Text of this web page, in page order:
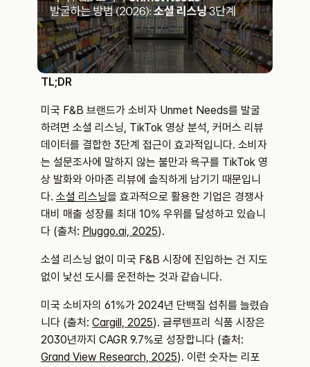
TL;DR
미국 F&B 브랜드가 소비자 Unmet Needs를 발굴
하려면 소셜 리스닝, TikTok 영상 분석, 커머스 리뷰
데이터를 결합한 3단계 접근이 효과적입니다. 소비자
는 설문조사에 말하지 않는 불만과 욕구를 TikTok 영
상 발화와 아마존 리뷰에 솔직하게 남기기 때문입니
다. 소셜 리스닝을 효과적으로 활용한 기업은 경쟁사
대비 매출 성장률 최대 10% 우위를 달성하고 있습니
다 (출처: Pluggo.ai, 2025).
소셜 리스닝 없이 미국 F&B 시장에 진입하는 건 지도
없이 낯선 도시를 운전하는 것과 같습니다.
미국 소비자의 61%가 2024년 단백질 섭취를 늘렸습
니다 (출처: Cargill, 2025). 글루텐프리 식품 시장은
Grand View Research, 2025). 이런 숫자는 리포